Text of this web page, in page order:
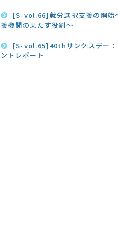
[S-vol.66]就労選択支援の開始
援機関の果たす役割～
[S-vol.65]40thサンクスデー：
ントレポート